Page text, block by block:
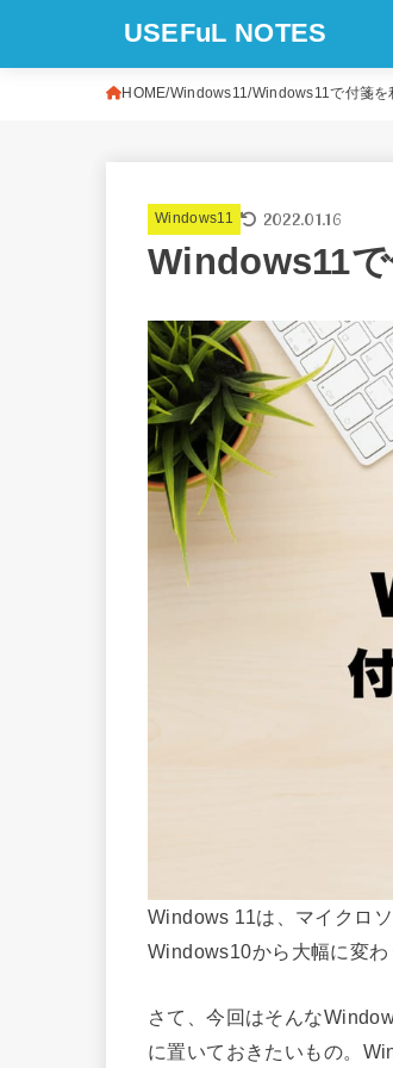
USEFuL NOTES
HOME Windows11 Windows11で付箋を
Windows11 2022.01.16
Windows11
Windows 11は、マイクロ
Windows10から大幅に変わ
さて、今回はそんな
に置いておきたいもの。